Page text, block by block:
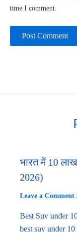
time I comment.
भारत में 10
2026)
Leave a Comment
Best Suv under
best suv under